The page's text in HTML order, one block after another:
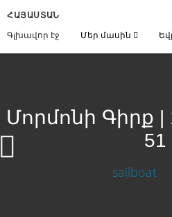
ՀԱՅԱՍՏԱՆ
Գլխավոր էջ
Մեր մասին
Մորմոնի Գիրք |
51